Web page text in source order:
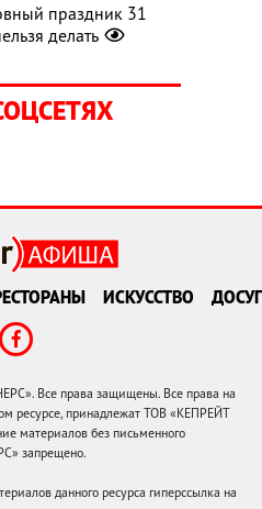
праздник 31
делать
ИСКУССТВО ДОСУГ
Все права защищены. Все права на
ресурсе, принадлежат ТОВ «КЕПРЕЙТ
материалов без письменного
запрещено.
данного ресурса гиперссылка на